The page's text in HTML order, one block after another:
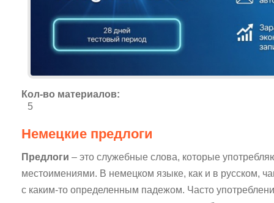
Кол-во материалов:
5
Немецкие предлоги
Предлоги – это служебные слова, которые
местоимениями. В немецком языке, как и в русском,
с каким-то определенным падежом. Часто